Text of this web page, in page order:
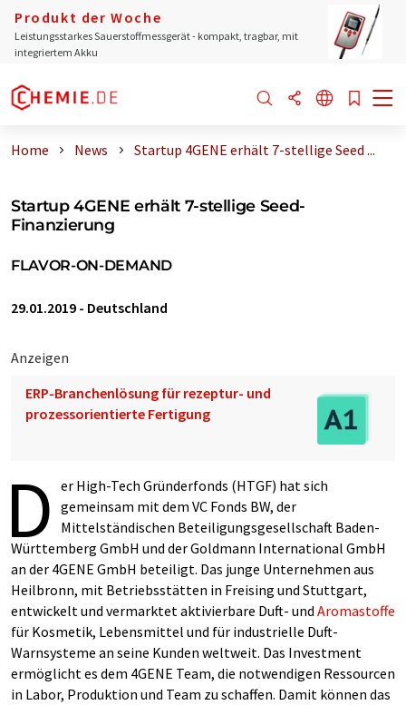
Produkt der Woche
Leistungsstarkes Sauerstoffmessgerät - kompakt, tragbar, mit
integriertem Akku
Home News Startup 4GENE erhält 7-stellige Seed ...
Startup 4GENE erhält 7-stellige Seed-
Finanzierung
FLAVOR-ON-DEMAND
29.01.2019 - Deutschland
Anzeigen
ERP-Branchenlösung für rezeptur- und
prozessorientierte Fertigung
D er High-Tech Gründerfonds (HTGF) hat sich
gemeinsam mit dem VC Fonds BW, der
Mittelständischen Beteiligungsgesellschaft Baden-
Württemberg GmbH und der Goldmann International GmbH
an der 4GENE GmbH beteiligt. Das junge Unternehmen aus
Heilbronn, mit Betriebsstätten in Freising und Stuttgart,
entwickelt und vermarktet aktivierbare Duft- und Aromastoffe
für Kosmetik, Lebensmittel und für industrielle Duft-
Warnsysteme an seine Kunden weltweit. Das Investment
ermöglicht es dem 4GENE Team, die notwendigen Ressourcen
in Labor, Produktion und Team zu schaffen. Damit können das